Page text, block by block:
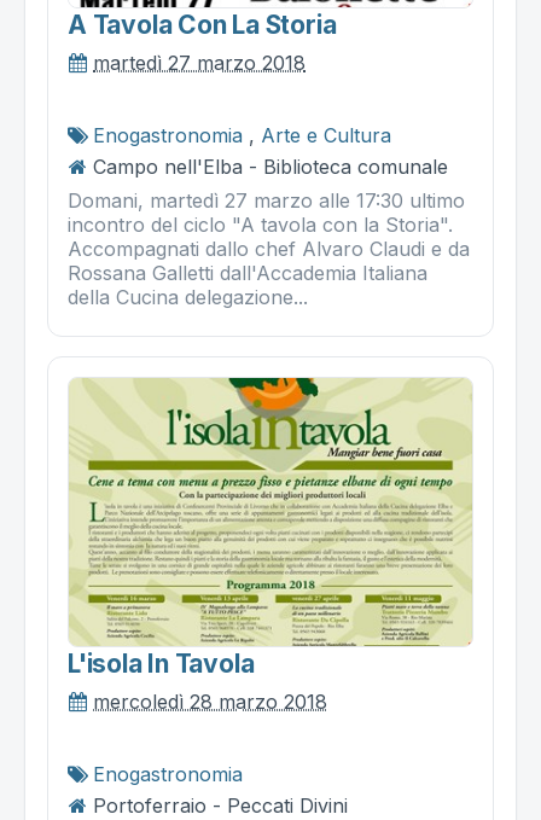
A Tavola Con La Storia
martedì 27 marzo 2018
Enogastronomia , Arte e Cultura
Campo nell'Elba - Biblioteca comunale
Domani, martedì 27 marzo alle 17:30 ultimo
incontro del ciclo "A tavola con la Storia".
Accompagnati dallo chef Alvaro Claudi e da
Rossana Galletti dall'Accademia Italiana
della Cucina delegazione...
L'isola In Tavola
mercoledì 28 marzo 2018
Enogastronomia
Portoferraio - Peccati Divini